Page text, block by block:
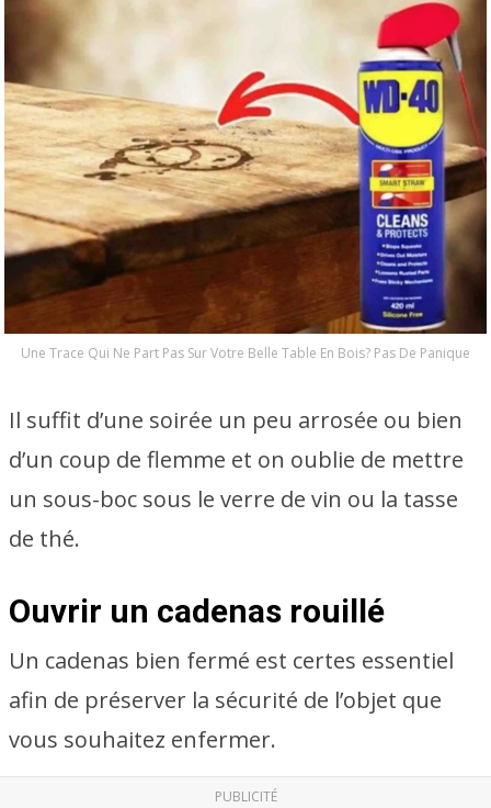
Une Trace Qui Ne Part Pas Sur Votre Belle Table En Bois? Pas De Panique
Il suffit d’une soirée un peu arrosée ou bien
d’un coup de flemme et on oublie de mettre
un sous-boc sous le verre de vin ou la tasse
de thé.
Ouvrir un cadenas rouillé
Un cadenas bien fermé est certes essentiel
afin de préserver la sécurité de l’objet que
vous souhaitez enfermer.
PUBLICITÉ